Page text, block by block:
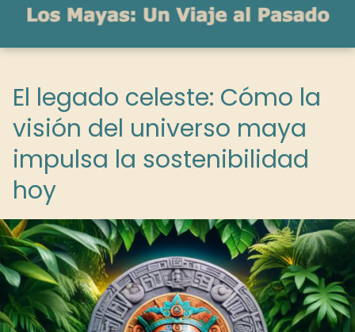
El legado celeste: Cómo la
visión del universo maya
impulsa la sostenibilidad
hoy